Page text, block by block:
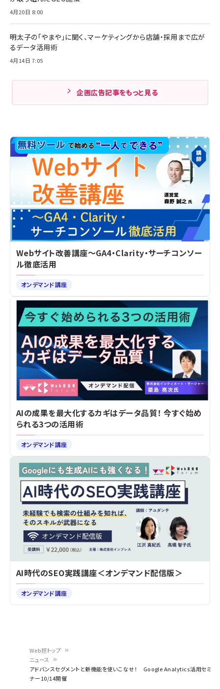
Web担トップ
ニュース
アドバンスセグメントと新機能を使いこなせ！ Google Analytics活用セミ
ナー10/14開催
4月20日 8:00
明太子の「やまや」に聞く、マーケティングから店舗・採用まで広が
るデータ活用術
4月14日 7:05
企画広告記事をもっと見る
Webサイト改善講座～GA4・Clarity・サーチコンソー
ル徹底活用
オンデマンド講座
AIの成果を最大化するカギはデータ品質！ 今すぐ始め
られる3つの活用術
オンデマンド講座
AI時代のSEO実践講座＜オンデマンド配信版＞
オンデマンド講座